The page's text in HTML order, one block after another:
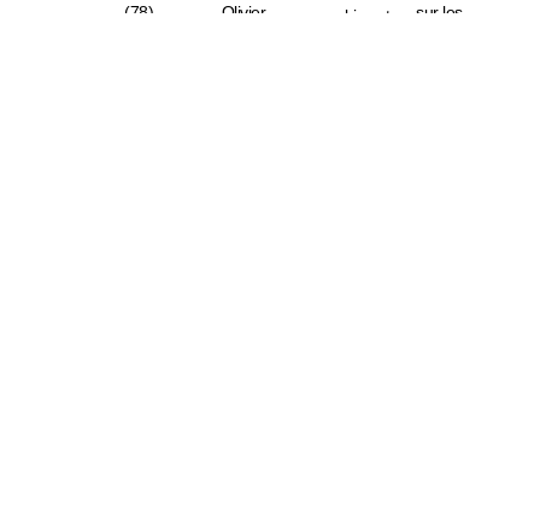
(78)
Olivier
cookies et
sur les